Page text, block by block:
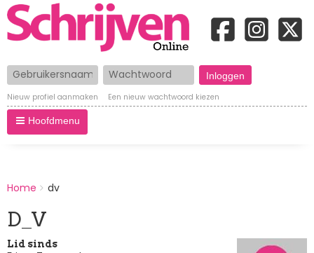
Gebruikersnaam Wachtwoord
Nieuw profiel aanmaken Een nieuw wachtwoord kiezen
Hoofdmenu
BREADCRUMBS
You
here:
Home dv
D_V
Lid sinds